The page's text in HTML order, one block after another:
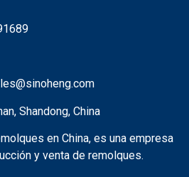
Shandong, China
en China, es una empresa
y venta de remolques.